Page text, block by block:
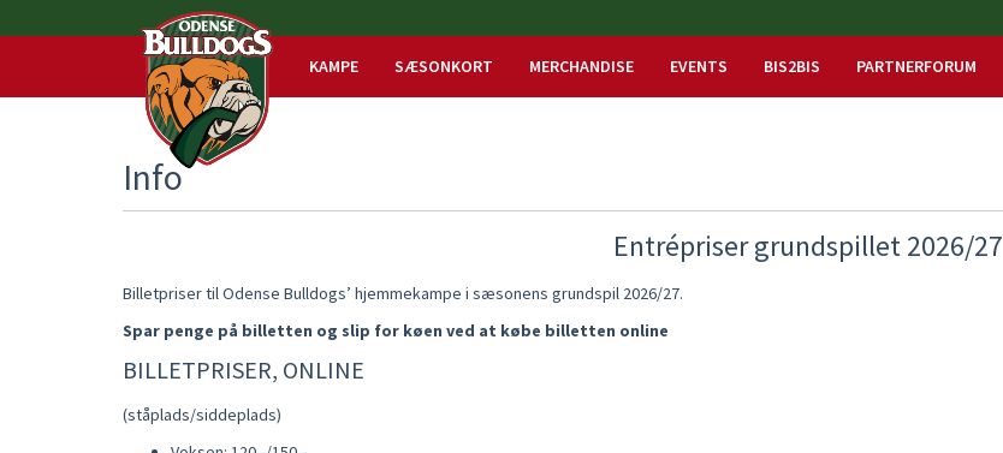
KAMPE SÆSONKORT MERCHANDISE EVENTS BIS2BIS PARTNERFORUM
Info
Entrépriser grundspillet 2026/27
Billetpriser til Odense Bulldogs’ hjemmekampe i sæsonens grundspil 2026/27.
Spar penge på billetten og slip for køen ved at købe billetten online
BILLETPRISER, ONLINE
(ståplads/siddeplads)